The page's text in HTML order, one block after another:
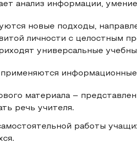
анализ информации,
новые подходы,
личности с целостным
универсальные
информационные
материала –
речь учителя.
работы